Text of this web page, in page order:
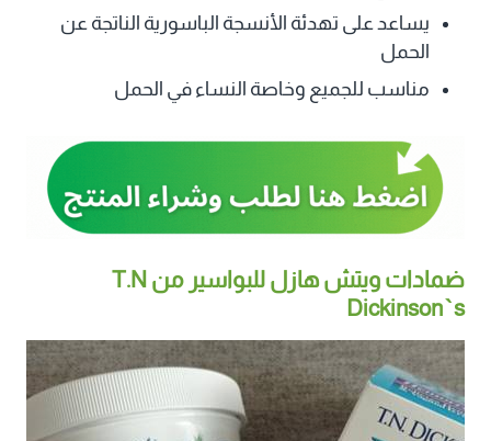
يساعد على تهدئة الأنسجة الباسورية الناتجة عن
الحمل
مناسب للجميع وخاصة النساء في الحمل
ضمادات ويتش هازل للبواسير من T.N
Dickinson`s